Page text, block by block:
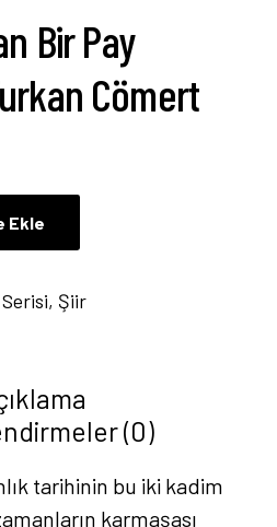
Bir Pay
Cömert
Ekle
, Şiir
(0)
tarihinin bu iki kadim
karmaşası